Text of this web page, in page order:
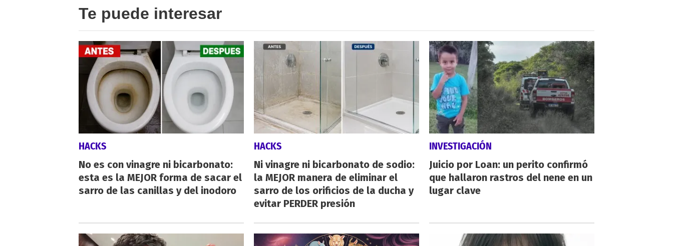
Te puede interesar
HACKS
No es con vinagre ni bicarbonato:
esta es la MEJOR forma de sacar el
sarro de las canillas y del inodoro
HACKS
Ni vinagre ni bicarbonato de sodio:
la MEJOR manera de eliminar el
sarro de los orificios de la ducha y
evitar PERDER presión
INVESTIGACIÓN
Juicio por Loan: un perito confirmó
que hallaron rastros del nene en un
lugar clave